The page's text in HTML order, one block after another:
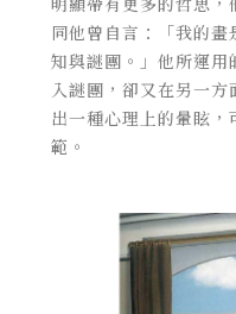
同他曾自言：「我的
知與謎團。」他所運用
入謎團，卻又在另一
出一種心理上的暈眩
範。